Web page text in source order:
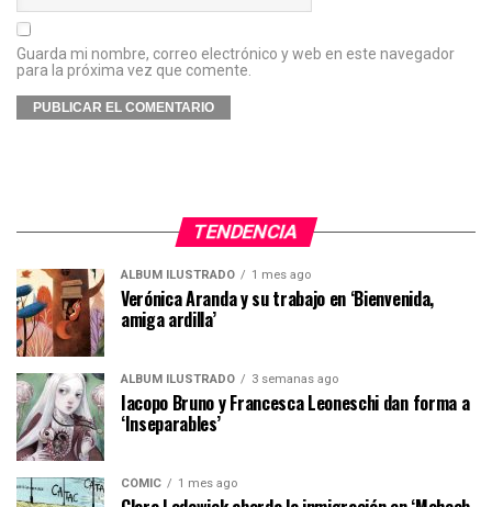
Guarda mi nombre, correo electrónico y web en este navegador
para la próxima vez que comente.
TENDENCIA
ÁLBUM ILUSTRADO 1 mes ago
Verónica Aranda y su trabajo en ‘Bienvenida,
amiga ardilla’
ÁLBUM ILUSTRADO 3 semanas ago
Iacopo Bruno y Francesca Leoneschi dan forma a
‘Inseparables’
CÓMIC 1 mes ago